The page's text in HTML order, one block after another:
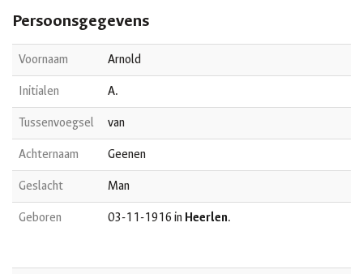
Persoonsgegevens
Voornaam Arnold
Initialen A.
Tussenvoegsel van
Achternaam Geenen
Geslacht Man
Geboren 03-11-1916 in Heerlen.